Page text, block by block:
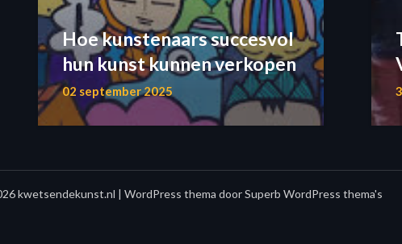
Hoe kunstenaars succesvol
hun kunst kunnen verkopen
02 september 2025
kwetsendekunst.nl | WordPress thema doorSuperb WordPress thema's